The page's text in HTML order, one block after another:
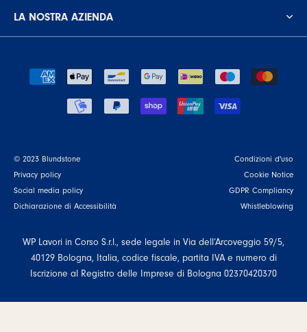
LA NOSTRA AZIENDA
© 2023 Blundstone
Condizioni d'uso
Privacy policy
Cookie Notice
Social media policy
GDPR Compliancy
Dichiarazione di Accessibilità
Whistleblowing
WP Lavori in Corso S.r.l., sede legale in Via dell’Arcoveggio 59/5,
40129 Bologna, Italia, codice fiscale, partita IVA e numero di
Iscrizione al Registro delle Imprese di Bologna 02370420370